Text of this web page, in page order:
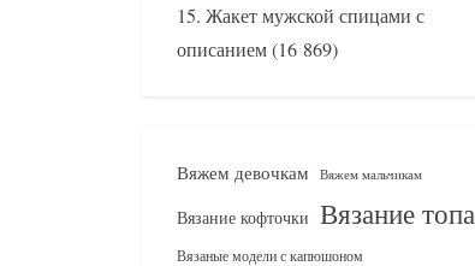
Жакет мужской спицами с
описанием(16 869)
Вяжем девочкам Вяжем мальчикам
Вязание кофточки Вязание топа
Вязаные модели с капюшоном